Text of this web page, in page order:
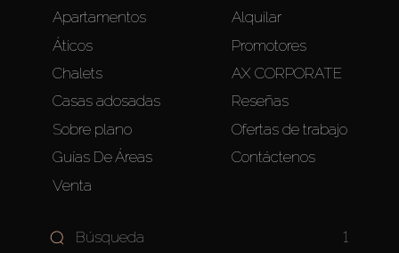
Apartamentos
Áticos
Chalets
Casas adosadas
Sobre plano
Guías De Áreas
Venta
Alquilar
Promotores
AX CORPORATE
Reseñas
Ofertas de trabajo
Contáctenos
1